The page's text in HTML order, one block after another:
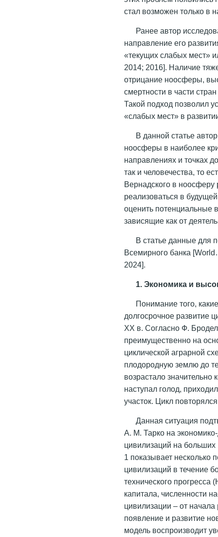
стал возможен только в
Ранее автор
направление его
«текущих слабых мест»
2014; 2016]. Наличие
отрицание ноосферы,
смертности в части
Такой подход позволил
«слабых мест» в
В данной статье
ноосферы в наиболее
направлениях и точках
так и человечества, то
Вернадского в ноосферу
реализоваться в
оценить
зависящие как от
В статье данные для
Всемирного банка
2024].
1. Экономика и
Понимание того,
долгосрочное развитие
XX в. Согласно Ф.
преимущественно на
циклической аграрной
плодородную землю до
возрастало значительно
наступал голод,
участок. Цикл
Данная ситуация
А. М. Тарко на
цивилизаций на
1 показывает несколько
цивилизаций в течение
технического
капитала, численности
цивилизации – от
появление и развитие
модель воспроизводит